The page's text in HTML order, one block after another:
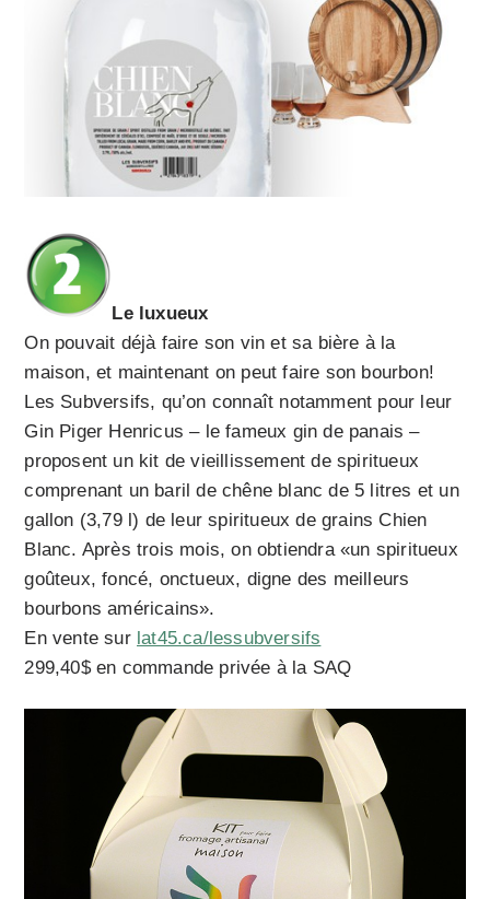
Le luxueux
On pouvait déjà faire son vin et sa bière à la
maison, et maintenant on peut faire son bourbon!
Les Subversifs, qu’on connaît notamment pour leur
Gin Piger Henricus – le fameux gin de panais –
proposent un kit de vieillissement de spiritueux
comprenant un baril de chêne blanc de 5 litres et un
gallon (3,79 l) de leur spiritueux de grains Chien
Blanc. Après trois mois, on obtiendra «un spiritueux
goûteux, foncé, onctueux, digne des meilleurs
bourbons américains».
En vente sur lat45.ca/lessubversifs
299,40$ en commande privée à la SAQ